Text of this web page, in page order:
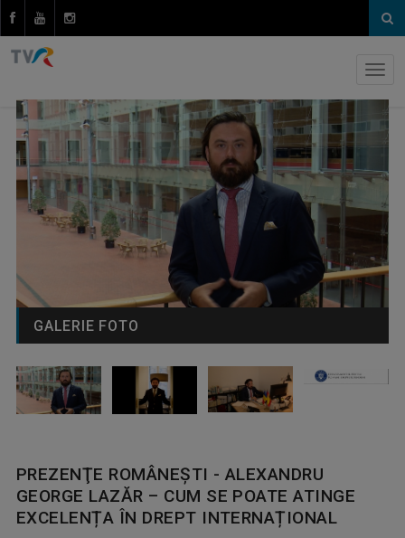
GALERIE FOTO
PREZENŢE ROMÂNEŞTI - ALEXANDRU
GEORGE LAZĂR – CUM SE POATE ATINGE
EXCELENȚA ÎN DREPT INTERNAȚIONAL